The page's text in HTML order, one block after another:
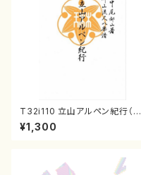
T32i110 立山アルペン紀行（尺
八/初代 石垣征山/尺八/都山式
譜）都山流公刊楽譜曲番:559
¥1,300